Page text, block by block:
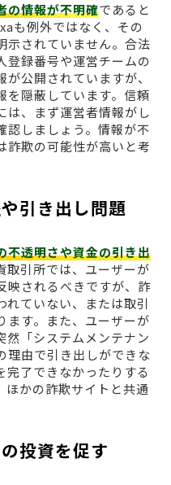
の情報が不明確であると
も例外ではなく、その
示されていません。合法
登録番号や運営チームの
公開されていますが、
を隠蔽しています。信頼
は、まず運営者情報がし
認しましょう。情報が不
詐欺の可能性が高いと考
引き出し問題
不透明さや資金の引き出
取引所では、ユーザーが
映されるべきですが、詐
れていない、または取引
ます。また、ユーザーが
然「システムメンテナン
理由で引き出しができな
完了できなかったりする
ほかの詐欺サイトと共通
投資を促す